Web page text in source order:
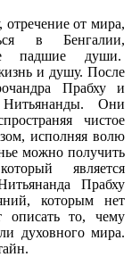
отречение от мира,
в Бенгалии,
падшие души.
и душу. После
Прабху и
Они
чистое
исполняя волю
можно получить
является
Прабху
которым нет
описать то, чему
духовного мира.